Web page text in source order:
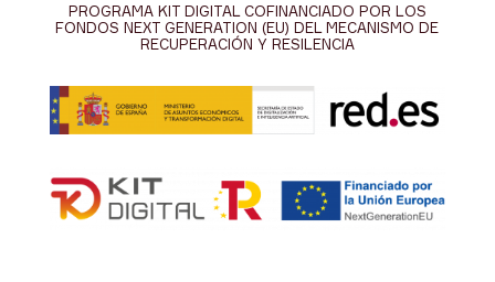
PROGRAMA KIT DIGITAL COFINANCIADO POR LOS
FONDOS NEXT GENERATION (EU) DEL MECANISMO DE
RECUPERACIÓN Y RESILENCIA